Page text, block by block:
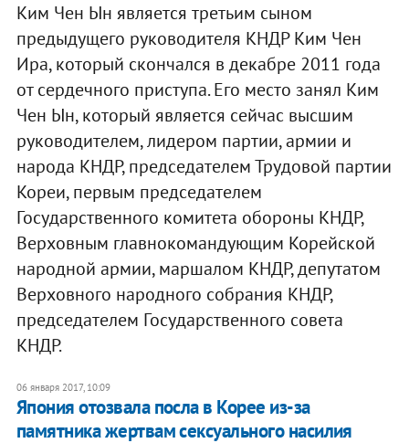
Ким Чен Ын является третьим сыном
предыдущего руководителя КНДР Ким Чен
Ира, который скончался в декабре 2011 года
от сердечного приступа. Его место занял Ким
Чен Ын, который является сейчас высшим
руководителем, лидером партии, армии и
народа КНДР, председателем Трудовой партии
Кореи, первым председателем
Государственного комитета обороны КНДР,
Верховным главнокомандующим Корейской
народной армии, маршалом КНДР, депутатом
Верховного народного собрания КНДР,
председателем Государственного совета
КНДР.
06 января 2017, 10:09
Япония отозвала посла в Корее из-за
памятника жертвам сексуального насилия